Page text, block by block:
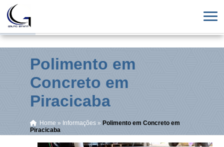
Polimento em
Concreto em
Piracicaba
Home » Informações » Polimento em Concreto em
Piracicaba